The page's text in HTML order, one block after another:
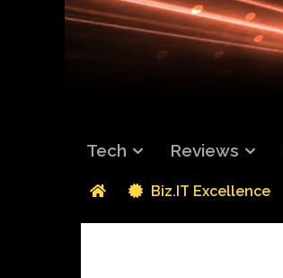
Tech Reviews
Biz.IT Excellence